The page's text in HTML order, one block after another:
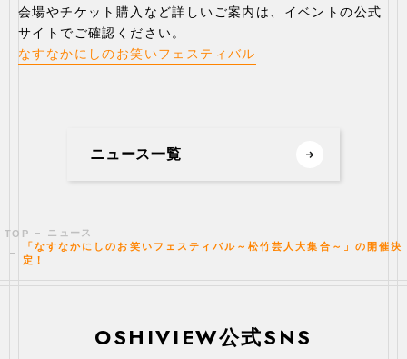
会場やチケット購入など詳しいご案内は、イベントの公式
サイトでご確認ください。
なすなかにしのお笑いフェスティバル
ニュース一覧
TOP
ニュース
「なすなかにしのお笑いフェスティバル～松竹芸人大集合～」の開催決
定！
OSHIVIEW公式SNS